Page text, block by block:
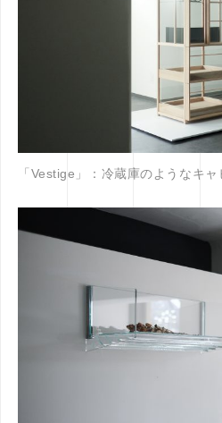
「Vestige」：冷蔵庫のようなキャ